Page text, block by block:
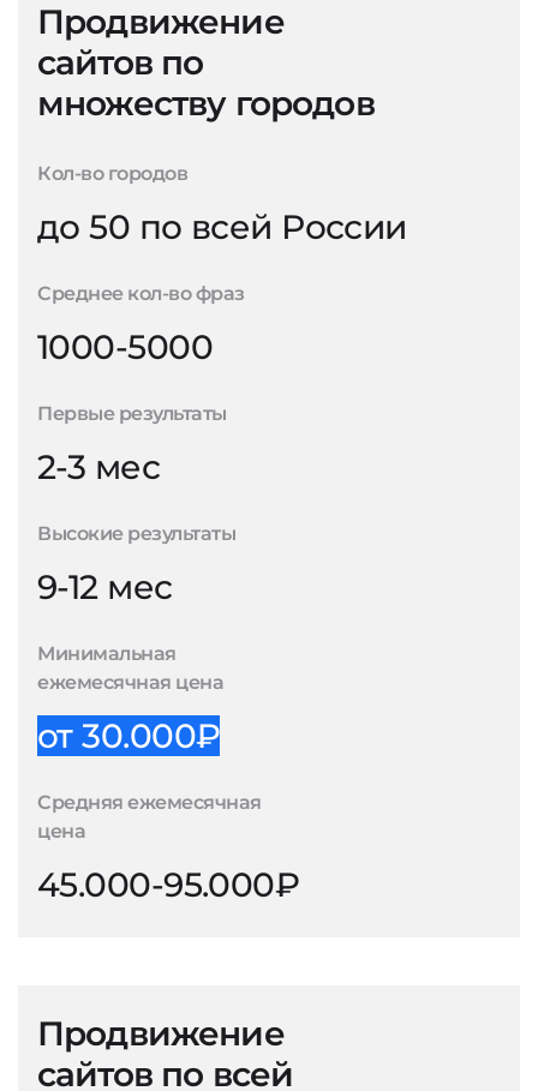
Продвижение
сайтов по
множеству городов
Кол-во городов
до 50 по всей России
Среднее кол-во фраз
1000-5000
Первые результаты
2-3 мес
Высокие результаты
9-12 мес
Минимальная
ежемесячная цена
от 30.000₽
Средняя ежемесячная
цена
45.000-95.000₽
Продвижение
сайтов по всей